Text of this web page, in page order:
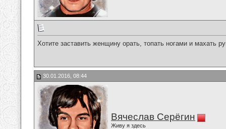
Хотите заставить женщину орать, топать ногами и махать
30.01.2016, 08:44
Вячеслав Серёгин
Живу я здесь